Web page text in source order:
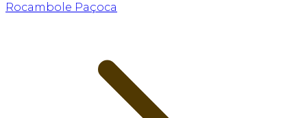
Rocambole Paçoca